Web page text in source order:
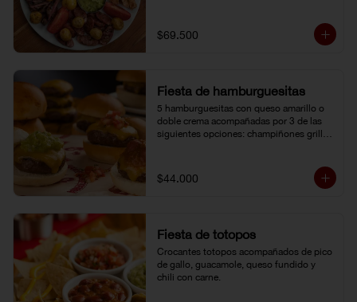
$69.500
Fiesta de hamburguesitas
5 hamburguesitas con queso amarillo o
doble crema acompañadas por 3 de las
siguientes opciones: champiñones grillé,
pimienta negra.
$44.000
Fiesta de totopos
Crocantes totopos acompañados de pico
de gallo, guacamole, queso fundido y
chili con carne.